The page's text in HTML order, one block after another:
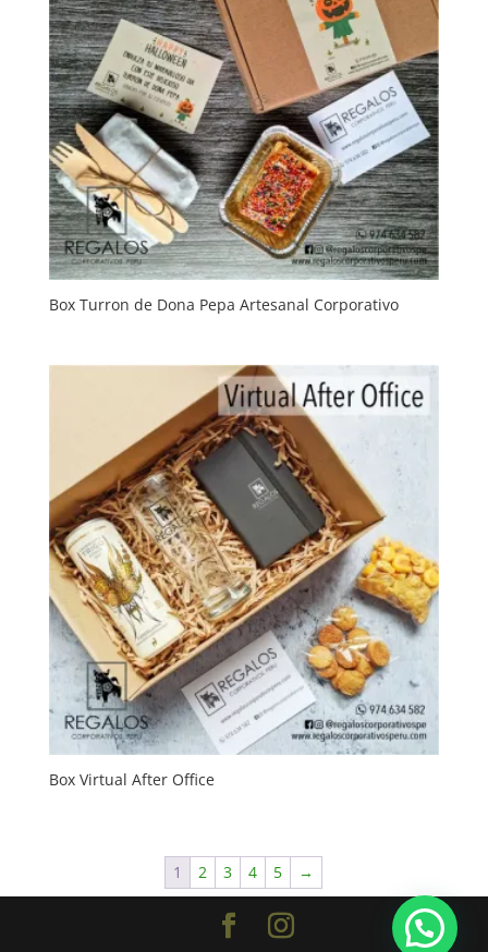
Box Turron de Dona Pepa Artesanal Corporativo
Box Virtual After Office
1 2 3 4 5 →